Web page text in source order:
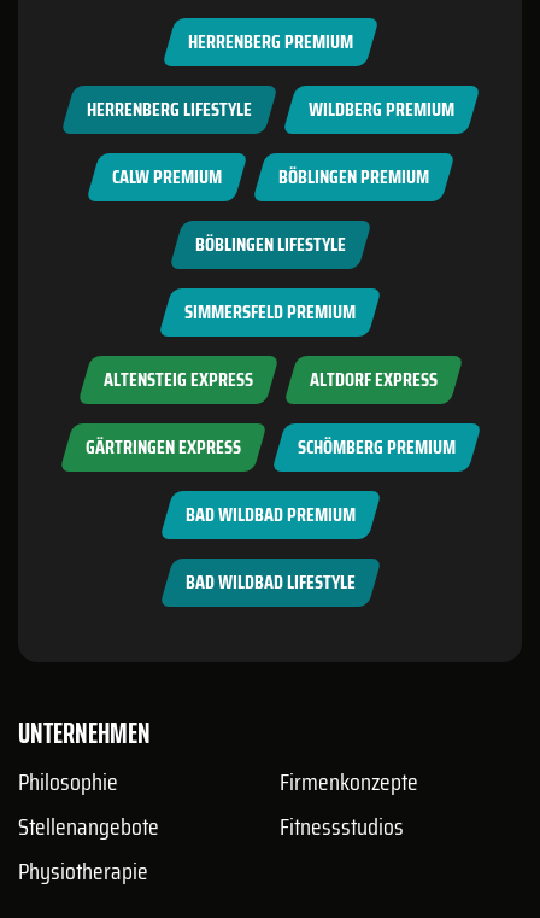
HERRENBERG PREMIUM
HERRENBERG LIFESTYLE WILDBERG PREMIUM
CALW PREMIUM BÖBLINGEN PREMIUM
BÖBLINGEN LIFESTYLE
SIMMERSFELD PREMIUM
ALTENSTEIG EXPRESS ALTDORF EXPRESS
GÄRTRINGEN EXPRESS SCHÖMBERG PREMIUM
BAD WILDBAD PREMIUM
BAD WILDBAD LIFESTYLE
UNTERNEHMEN
Philosophie
Stellenangebote
Physiotherapie
Firmenkonzepte
Fitnessstudios